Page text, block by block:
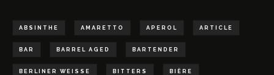
ABSINTHE AMARETTO APEROL ARTICLE
BAR BARREL AGED BARTENDER
BERLINER WEISSE BITTERS BIÈRE